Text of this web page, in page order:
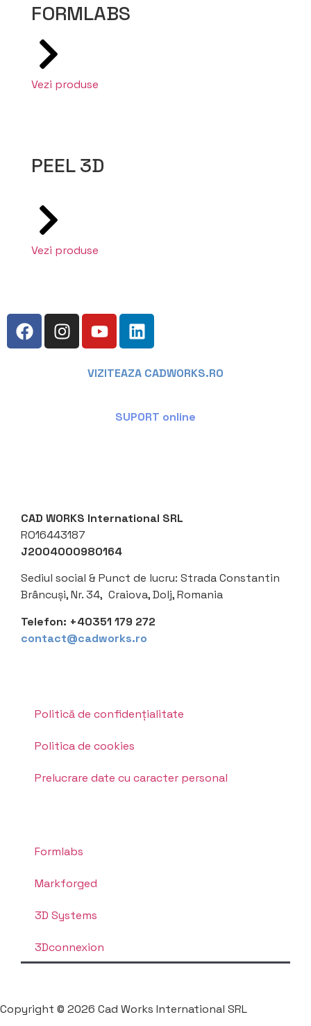
FORMLABS
Vezi produse
PEEL 3D
Vezi produse
VIZITEAZA CADWORKS.RO
SUPORT online
CAD WORKS International SRL
RO16443187
J2004000980164
Sediul social &Punct de lucru: Strada Constantin
Brâncuși, Nr. 34, Craiova, Dolj, Romania
Telefon: +40351 179 272
contact@cadworks.ro
Politică de confidențialitate
Politica de cookies
Prelucrare date cu caracter personal
Formlabs
Markforged
3D Systems
3Dconnexion
Copyright © 2026 Cad Works International SRL